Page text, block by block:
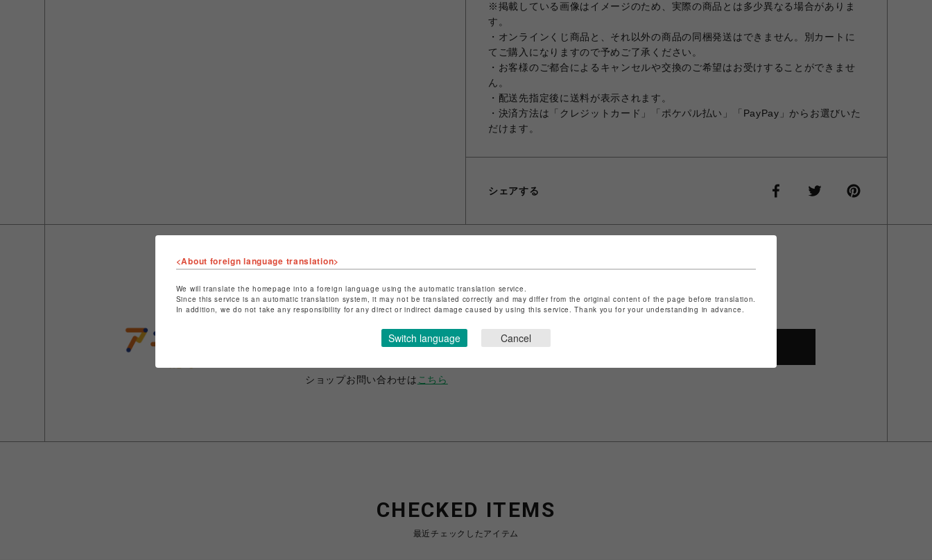
※掲載している画像はイメージのため、実際の商品とは多少異なる場合がありま
す。
・オンラインくじ商品と、それ以外の商品の同梱発送はできません。別カートに
てご購入になりますので予めご了承ください。
・お客様のご都合によるキャンセルや交換のご希望はお受けすることができませ
ん。
・配送先指定後に送料が表示されます。
・決済方法は「クレジットカード」「ポケパル払い」「PayPay」からお選びいた
だけます。
シェアする
ショップ名
ANIME-Q
POP-UP SHOP
ショップお問い合わせは こちら
CHECKED ITEMS
最近チェックしたアイテム
<About foreign language translation>
We will translate the homepage into a foreign language using the automatic translation service.
Since this service is an automatic translation system, it may not be translated correctly and may differ from the original content of the page before translation.
In addition, we do not take any responsibility for any direct or indirect damage caused by using this service. Thank you for your understanding in advance.
Switch language Cancel